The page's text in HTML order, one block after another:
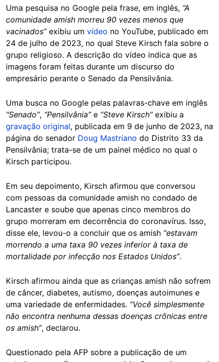
Uma pesquisa no Google pela frase, em inglês, “A
comunidade amish morreu 90 vezes menos que
vacinados” exibiu um vídeo no YouTube, publicado em
24 de julho de 2023, no qual Steve Kirsch fala sobre o
grupo religioso. A descrição do vídeo indica que as
imagens foram feitas durante um discurso do
empresário perante o Senado da Pensilvânia.
Uma busca no Google pelas palavras-chave em inglês
“Senado”, “Pensilvânia”e “Steve Kirsch”exibiu a
gravação original, publicada em 9 de junho de 2023, na
página do senador Doug Mastriano do Distrito 33 da
Pensilvânia; trata-se de um painel médico no qual o
Kirsch participou.
Em seu depoimento, Kirsch afirmou que conversou
com pessoas da comunidade amish no condado de
Lancaster e soube que apenas cinco membros do
grupo morreram em decorrência do coronavírus. Isso,
disse ele, levou-o a concluir que os amish “estavam
morrendo a uma taxa 90 vezes inferior à taxa de
mortalidade por infecção nos Estados Unidos”.
Kirsch afirmou ainda que as crianças amish não sofrem
de câncer, diabetes, autismo, doenças autoimunes e
uma variedade de enfermidades. “Você simplesmente
não encontra nenhuma dessas doenças crônicas entre
os amish”, declarou.
Questionado pela AFP sobre a publicação de um